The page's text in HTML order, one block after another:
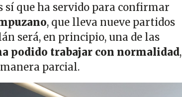
sí que ha servido para confirmar
, que lleva nueve partidos
será, en principio, una de las
podido trabajar con normalidad,
parcial.